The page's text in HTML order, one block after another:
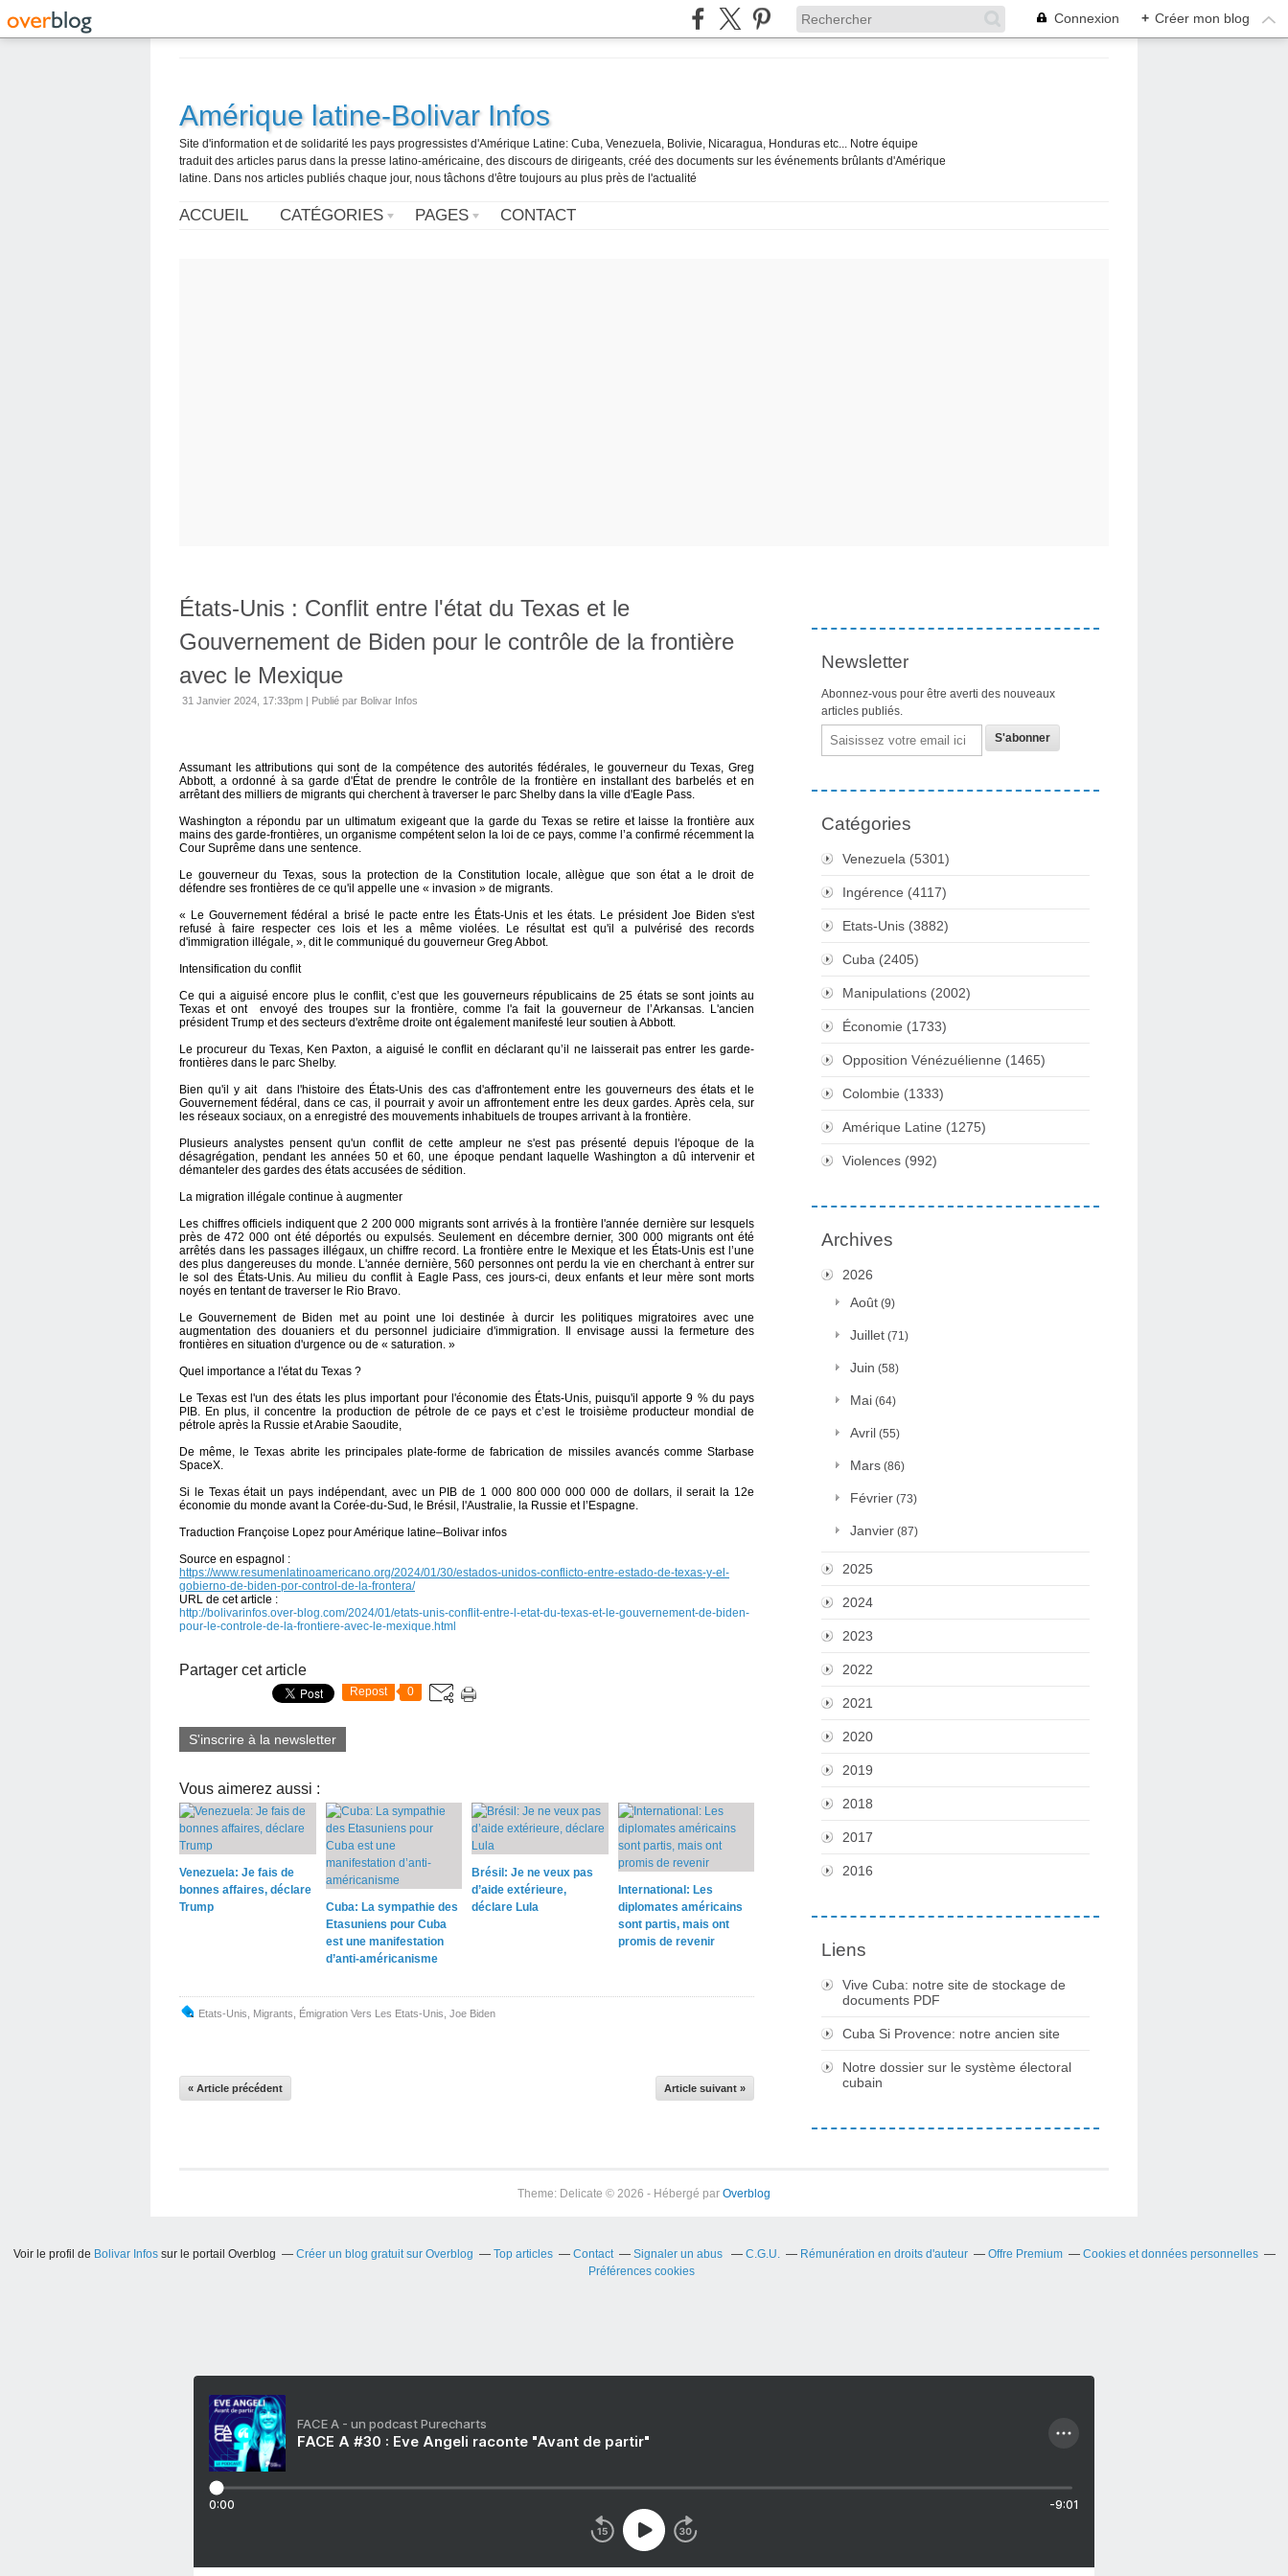
Connexion + Créer mon blog
Amérique latine-Bolivar Infos
Site d'information et de solidarité les pays progressistes d'Amérique Latine: Cuba, Venezuela, Bolivie, Nicaragua, Honduras etc... Notre équipe
traduit des articles parus dans la presse latino-américaine, des discours de dirigeants, créé des documents sur les événements brûlants d'Amérique
latine. Dans nos articles publiés chaque jour, nous tâchons d'être toujours au plus près de l'actualité
ACCUEIL CATÉGORIES PAGES CONTACT
États-Unis : Conflit entre l'état du Texas et le
Gouvernement de Biden pour le contrôle de la frontière
avec le Mexique
31 Janvier 2024, 17:33pm | Publié par Bolivar Infos
Assumant les attributions qui sont de la compétence des autorités fédérales, le gouverneur du Texas, Greg
Abbott, a ordonné à sa garde d'État de prendre le contrôle de la frontière en installant des barbelés et en
arrêtant des milliers de migrants qui cherchent à traverser le parc Shelby dans la ville d'Eagle Pass.
Washington a répondu par un ultimatum exigeant que la garde du Texas se retire et laisse la frontière aux
mains des garde-frontières, un organisme compétent selon la loi de ce pays, comme l’a confirmé récemment la
Cour Suprême dans une sentence.
Le gouverneur du Texas, sous la protection de la Constitution locale, allègue que son état a le droit de
défendre ses frontières de ce qu'il appelle une « invasion » de migrants.
« Le Gouvernement fédéral a brisé le pacte entre les États-Unis et les états. Le président Joe Biden s'est
refusé à faire respecter ces lois et les a même violées. Le résultat est qu'il a pulvérisé des records
d'immigration illégale, », dit le communiqué du gouverneur Greg Abbot.
Intensification du conflit
Ce qui a aiguisé encore plus le conflit, c’est que les gouverneurs républicains de 25 états se sont joints au
Texas et ont
envoyé des troupes sur la frontière, comme l'a fait la gouverneur de l’Arkansas. L'ancien
président Trump et des secteurs d'extrême droite ont également manifesté leur soutien à Abbott.
Le procureur du Texas, Ken Paxton, a aiguisé le conflit en déclarant qu’il ne laisserait pas entrer les garde-
frontières dans le parc Shelby.
Bien qu'il y ait
dans l'histoire des États-Unis des cas d'affrontement entre les gouverneurs des états et le
Gouvernement fédéral, dans ce cas, il pourrait y avoir un affrontement entre les deux gardes. Après cela, sur
les réseaux sociaux, on a enregistré des mouvements inhabituels de troupes arrivant à la frontière.
Plusieurs analystes pensent qu'un conflit de cette ampleur ne s'est pas présenté depuis l'époque de la
désagrégation, pendant les années 50 et 60, une époque pendant laquelle Washington a dû intervenir et
démanteler des gardes des états accusées de sédition.
La migration illégale continue à augmenter
Les chiffres officiels indiquent que 2 200 000 migrants sont arrivés à la frontière l'année dernière sur lesquels
près de 472 000 ont été déportés ou expulsés. Seulement en décembre dernier, 300 000 migrants ont été
arrêtés dans les passages illégaux, un chiffre record. La frontière entre le Mexique et les États-Unis est l’une
des plus dangereuses du monde. L'année dernière, 560 personnes ont perdu la vie en cherchant à entrer sur
le sol des États-Unis. Au milieu du conflit à Eagle Pass, ces jours-ci, deux enfants et leur mère sont morts
noyés en tentant de traverser le Rio Bravo.
Le Gouvernement de Biden met au point une loi destinée à durcir les politiques migratoires avec une
augmentation des douaniers et du personnel judiciaire d'immigration. Il envisage aussi la fermeture des
frontières en situation d'urgence ou de « saturation. »
Quel importance a l'état du Texas ?
Le Texas est l'un des états les plus important pour l'économie des États-Unis, puisqu'il apporte 9 % du pays
PIB. En plus, il concentre la production de pétrole de ce pays et c’est le troisième producteur mondial de
pétrole après la Russie et Arabie Saoudite,
De même, le Texas abrite les principales plate-forme de fabrication de missiles avancés comme Starbase
SpaceX.
Si le Texas était un pays indépendant, avec un PIB de 1 000 800 000 000 000 de dollars, il serait la 12e
économie du monde avant la Corée-du-Sud, le Brésil, l'Australie, la Russie et l’Espagne.
Traduction Françoise Lopez pour Amérique latine–Bolivar infos
Source en espagnol :
https://www.resumenlatinoamericano.org/2024/01/30/estados-unidos-conflicto-entre-estado-de-texas-y-el-
gobierno-de-biden-por-control-de-la-frontera/
URL de cet article :
http://bolivarinfos.over-blog.com/2024/01/etats-unis-conflit-entre-l-etat-du-texas-et-le-gouvernement-de-biden-
pour-le-controle-de-la-frontiere-avec-le-mexique.html
Partager cet article
Repost 0
S'inscrire à la newsletter
Vous aimerez aussi :
Venezuela: Je fais de
bonnes affaires, déclare
Trump
Cuba: La sympathie des
Etasuniens pour Cuba
est une manifestation
d’anti-américanisme
Brésil: Je ne veux pas
d’aide extérieure,
déclare Lula
International: Les
diplomates américains
sont partis, mais ont
promis de revenir
Etats-Unis Migrants Émigration Vers Les Etats-Unis Joe Biden
« Article précédent Article suivant »
Newsletter
Abonnez-vous pour être averti des nouveaux
articles publiés.
Email
Catégories
Venezuela (5301)
Ingérence (4117)
Etats-Unis (3882)
Cuba (2405)
Manipulations (2002)
Économie (1733)
Opposition Vénézuélienne (1465)
Colombie (1333)
Amérique Latine (1275)
Violences (992)
Archives
2026
Août (9)
Juillet (71)
Juin (58)
Mai (64)
Avril (55)
Mars (86)
Février (73)
Janvier (87)
2025
2024
2023
2022
2021
2020
2019
2018
2017
2016
Liens
Vive Cuba: notre site de stockage de
documents PDF
Cuba Si Provence: notre ancien site
Notre dossier sur le système électoral
cubain
Theme: Delicate © 2026 - Hébergé par Overblog
Voir le profil de Bolivar Infossur le portail Overblog Créer un blog gratuit sur Overblog Top articles Contact Signaler un abus C.G.U. Rémunération en droits d'auteur Offre Premium
Cookies et données personnelles
Préférences cookies
FACE A - un podcast Purecharts
FACE A #30 : Eve Angeli raconte "Avant de partir"
0:00 -9:01